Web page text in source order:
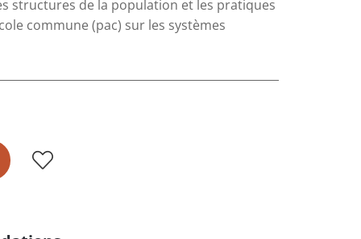
structures de la population et les pratiques
commune (pac) sur les systèmes